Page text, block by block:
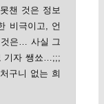
챈 것은 정보
비극이고, 언
은… 사실 그
기자 쌩쑈…;;;
구니 없는 희